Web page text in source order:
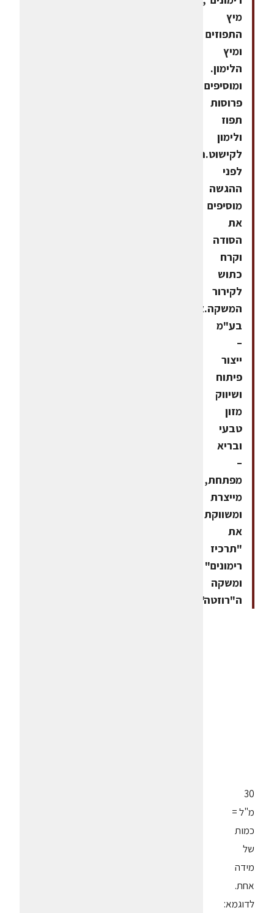
מיץ
התפוזים
ומיץ
הלימון.
ומוסיפים
פרוסות
תפוז
ולימון
לקישוט.רגע
לפני
ההגשה
מוסיפים
את
הסודה
וקרח
כתוש
לקירור
המשקה.אפקטבעי
בע"מ
–
ייצור
פיתוח
ושיווק
מזון
טבעי
ובריא
–
מפתחת,
מייצרת
ומשווקת
את
"תרכיז
רימונים"
ומשקה
ה"רוזטה".
30
מ"ל =
כמות
של
מידה
אחת.
לדוגמא: